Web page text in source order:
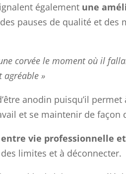
également une
pauses de qualité et des
corvée le moment où il
agréable »
anodin puisqu’il
et se maintenir de façon
entre vie professionnelle
limites et à déconnecter.